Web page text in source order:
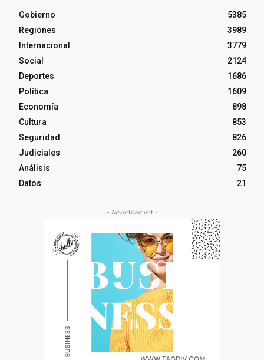
Gobierno
5385
Regiones
3989
Internacional
3779
Social
2124
Deportes
1686
Política
1609
Economía
898
Cultura
853
Seguridad
826
Judiciales
260
Análisis
75
Datos
21
- Advertisement -